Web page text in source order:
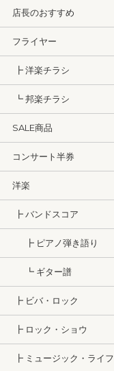
店長のおすすめ
フライヤー
┣ 洋楽チラシ
┗ 邦楽チラシ
SALE商品
コンサート半券
洋楽
┣ バンドスコア
┣ ピアノ弾き語り
┗ ギター譜
┣ ビバ・ロック
┣ ロック・ショウ
┣ ミュージック・ライフ